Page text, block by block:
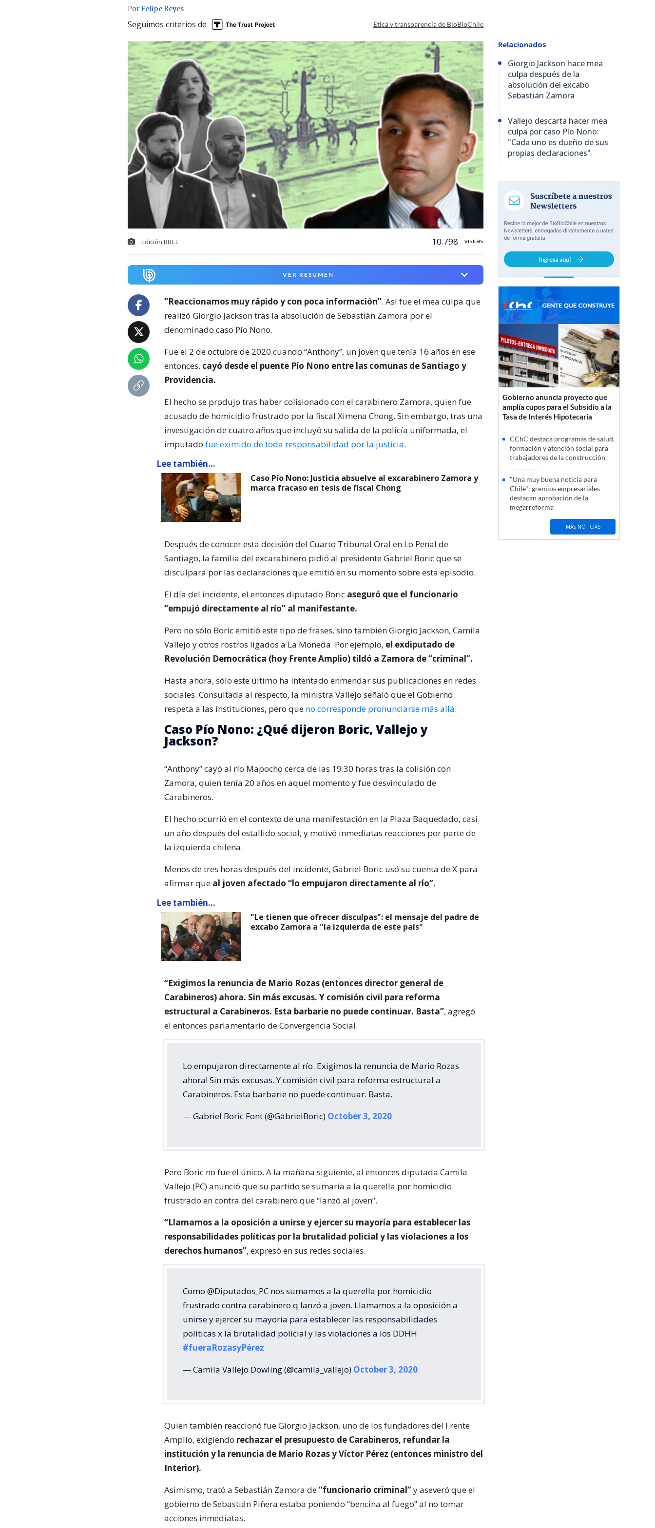
PorFelipe Reyes
Seguimos criterios de Ética y transparencia de BioBioChile
Edición BBCL 10.798 visitas
VER RESUMEN
“Reaccionamos muy rápido y con poca información”. Así fue el mea culpa que
realizó Giorgio Jackson tras la absolución de Sebastián Zamora por el
denominado caso Pío Nono.
Fue el 2 de octubre de 2020 cuando “Anthony”, un joven que tenía 16 años en ese
entonces, cayó desde el puente Pío Nono entre las comunas de Santiago y
Providencia.
El hecho se produjo tras haber colisionado con el carabinero Zamora, quien fue
acusado de homicidio frustrado por la fiscal Ximena Chong. Sin embargo, tras una
investigación de cuatro años que incluyó su salida de la policía uniformada, el
imputado fue eximido de toda responsabilidad por la justicia.
Lee también...
Caso Pío Nono: Justicia absuelve al excarabinero Zamora y
marca fracaso en tesis de fiscal Chong
Después de conocer esta decisión del Cuarto Tribunal Oral en Lo Penal de
Santiago, la familia del excarabinero pidió al presidente Gabriel Boric que se
disculpara por las declaraciones que emitió en su momento sobre esta episodio.
El día del incidente, el entonces diputado Boric aseguró que el funcionario
“empujó directamente al río” al manifestante.
Pero no sólo Boric emitió este tipo de frases, sino también Giorgio Jackson, Camila
Vallejo y otros rostros ligados a La Moneda. Por ejemplo, el exdiputado de
Revolución Democrática (hoy Frente Amplio) tildó a Zamora de “criminal”.
Hasta ahora, sólo este último ha intentado enmendar sus publicaciones en redes
sociales. Consultada al respecto, la ministra Vallejo señaló que el Gobierno
respeta a las instituciones, pero que no corresponde pronunciarse más allá.
Caso Pío Nono: ¿Qué dijeron Boric, Vallejo y
Jackson?
“Anthony” cayó al río Mapocho cerca de las 19:30 horas tras la colisión con
Zamora, quien tenía 20 años en aquel momento y fue desvinculado de
Carabineros.
El hecho ocurrió en el contexto de una manifestación en la Plaza Baquedado, casi
un año después del estallido social, y motivó inmediatas reacciones por parte de
la izquierda chilena.
Menos de tres horas después del incidente, Gabriel Boric usó su cuenta de X para
afirmar que al joven afectado “lo empujaron directamente al río”.
Lee también...
"Le tienen que ofrecer disculpas": el mensaje del padre de
excabo Zamora a "la izquierda de este país"
“Exigimos la renuncia de Mario Rozas (entonces director general de
Carabineros) ahora. Sin más excusas. Y comisión civil para reforma
estructural a Carabineros. Esta barbarie no puede continuar. Basta”, agregó
el entonces parlamentario de Convergencia Social.
Lo empujaron directamente al río. Exigimos la renuncia de Mario Rozas
ahora! Sin más excusas. Y comisión civil para reforma estructural a
Carabineros. Esta barbarie no puede continuar. Basta.
— Gabriel Boric Font (@GabrielBoric) October 3, 2020
Pero Boric no fue el único. A la mañana siguiente, al entonces diputada Camila
Vallejo (PC) anunció que su partido se sumaría a la querella por homicidio
frustrado en contra del carabinero que “lanzó al joven”.
“Llamamos a la oposición a unirse y ejercer su mayoría para establecer las
responsabilidades políticas por la brutalidad policial y las violaciones a los
derechos humanos”, expresó en sus redes sociales.
Como @Diputados_PC nos sumamos a la querella por homicidio
frustrado contra carabinero q lanzó a joven. Llamamos a la oposición a
unirse y ejercer su mayoría para establecer las responsabilidades
políticas x la brutalidad policial y las violaciones a los DDHH
#fueraRozasyPérez
— Camila Vallejo Dowling (@camila_vallejo) October 3, 2020
Quien también reaccionó fue Giorgio Jackson, uno de los fundadores del Frente
Amplio, exigiendo rechazar el presupuesto de Carabineros, refundar la
institución y la renuncia de Mario Rozas y Víctor Pérez (entonces ministro del
Interior).
Asimismo, trató a Sebastián Zamora de“funcionario criminal”y aseveró que el
gobierno de Sebastián Piñera estaba poniendo “bencina al fuego” al no tomar
acciones inmediatas.
Relacionados
Giorgio Jackson hace mea
culpa después de la
absolución del excabo
Sebastián Zamora
Vallejo descarta hacer mea
culpa por caso Pío Nono:
"Cada uno es dueño de sus
propias declaraciones"
Gobierno anuncia proyecto que
amplía cupos para el Subsidio a la
Tasa de Interés Hipotecaria
CChC destaca programas de salud,
formación y atención social para
trabajadores de la construcción
"Una muy buena noticia para
Chile": gremios empresariales
destacan aprobación de la
megarreforma
MÁS NOTICIAS